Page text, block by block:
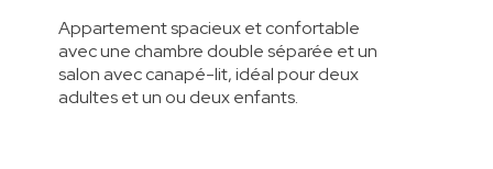
Appartement spacieux et confortable
avec une chambre double séparée et un
salon avec canapé-lit, idéal pour deux
adultes et un ou deux enfants.